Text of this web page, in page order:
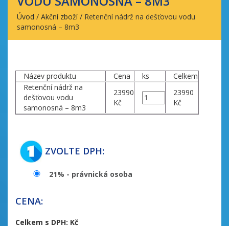
Úvod / Akční zboží / Retenční nádrž na dešťovou vodu
samonosná – 8m3
Název produktu Cena ks
Celkem
Retenční nádrž na
dešťovou vodu
samonosná – 8m3
23990
Kč
23990
Kč
ZVOLTE DPH:
21% - právnická osoba
CENA:
Celkem s DPH: Kč